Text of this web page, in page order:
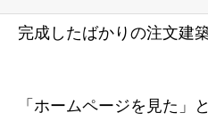
完成したばかりの注文建
「ホームページを見た」